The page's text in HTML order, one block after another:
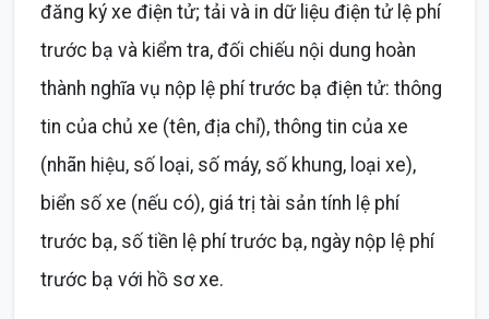
đăng ký xe điện tử; tải và in dữ liệu điện tử lệ phí
trước bạ và kiểm tra, đối chiếu nội dung hoàn
thành nghĩa vụ nộp lệ phí trước bạ điện tử: thông
tin của chủ xe (tên, địa chỉ), thông tin của xe
(nhãn hiệu, số loại, số máy, số khung, loại xe),
biển số xe (nếu có), giá trị tài sản tính lệ phí
trước bạ, số tiền lệ phí trước bạ, ngày nộp lệ phí
trước bạ với hồ sơ xe.